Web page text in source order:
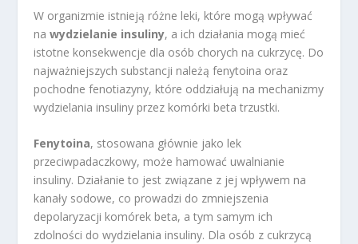
W organizmie istnieją różne leki, które mogą wpływać
nawydzielanie insuliny, a ich działania mogą mieć
istotne konsekwencje dla osób chorych na cukrzycę. Do
najważniejszych substancji należą fenytoina oraz
pochodne fenotiazyny, które oddziałują na mechanizmy
wydzielania insuliny przez komórki beta trzustki.
Fenytoina, stosowana głównie jako lek
przeciwpadaczkowy, może hamować uwalnianie
insuliny. Działanie to jest związane z jej wpływem na
kanały sodowe, co prowadzi do zmniejszenia
depolaryzacji komórek beta, a tym samym ich
zdolności do wydzielania insuliny. Dla osób z cukrzycą